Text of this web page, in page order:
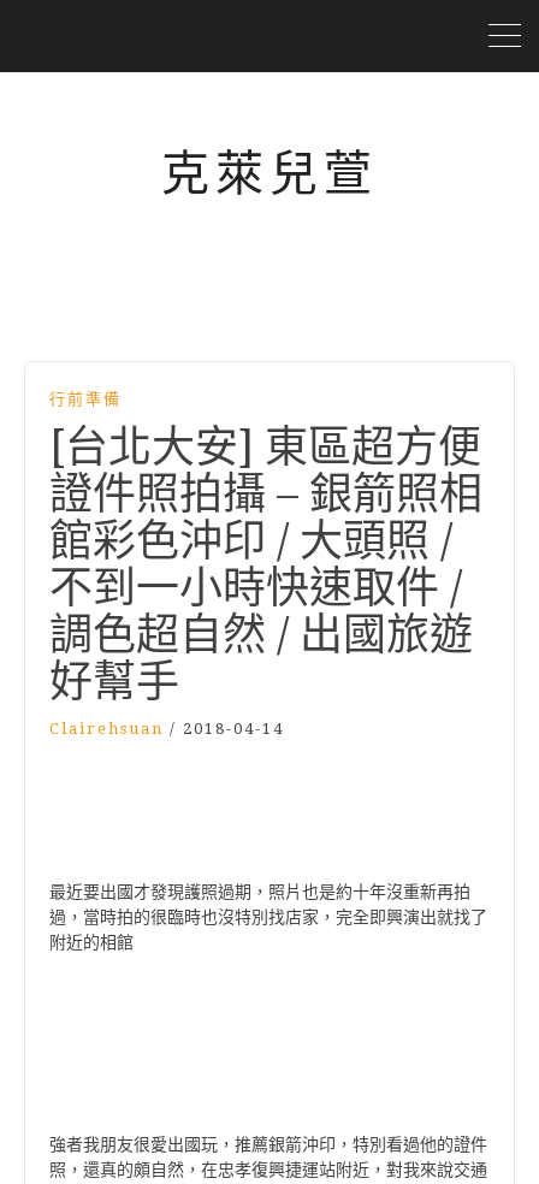
克萊兒萱
行前準備
[台北大安] 東區超方便
證件照拍攝 – 銀箭照相
館彩色沖印 / 大頭照 /
不到一小時快速取件 /
調色超自然 / 出國旅遊
好幫手
Clairehsuan / 2018-04-14
最近要出國才發現護照過期，照片也是約十年沒重新再拍
過，當時拍的很臨時也沒特別找店家，完全即興演出就找了
附近的相館
強者我朋友很愛出國玩，推薦銀箭沖印，特別看過他的證件
照，還真的頗自然，在忠孝復興捷運站附近，對我來說交通